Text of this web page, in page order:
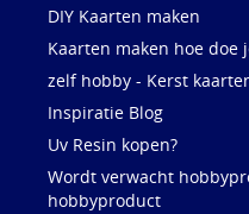
DIY Kaarten maken
Kaarten maken hoe doe
zelf hobby - Kerst
Inspiratie Blog
Uv Resin kopen?
Wordt verwacht
hobbyproduct